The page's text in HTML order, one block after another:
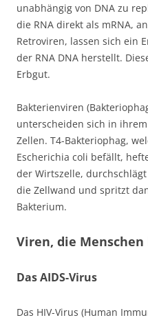
unabhängig von DNA zu
die RNA direkt als mRNA,
Retroviren, lassen sich ein
der RNA DNA herstellt.
Erbgut.
Bakterienviren
unterscheiden sich in
Zellen. T4-Bakteriophag,
Escherichia coli befällt,
der Wirtszelle,
die Zellwand und spritzt
Bakterium.
Viren, die
Das AIDS-Virus
Das HIV-Virus (Human